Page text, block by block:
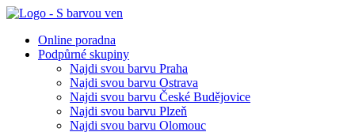
Online poradna
Podpůrné skupiny
Najdi svou barvu Praha
Najdi svou barvu Ostrava
Najdi svou barvu České Budějovice
Najdi svou barvu Plzeň
Najdi svou barvu Olomouc